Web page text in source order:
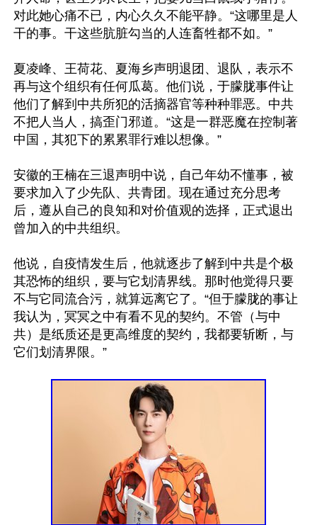
对此她心痛不已，内心久久不能平静。“这哪里是人
干的事。干这些肮脏勾当的人连畜牲都不如。”
夏凌峰、王荷花、夏海乡声明退团、退队，表示不
再与这个组织有任何瓜葛。他们说，于朦胧事件让
他们了解到中共所犯的活摘器官等种种罪恶。中共
不把人当人，搞歪门邪道。“这是一群恶魔在控制著
中国，其犯下的累累罪行难以想像。”
安徽的王楠在三退声明中说，自己年幼不懂事，被
要求加入了少先队、共青团。现在通过充分思考
后，遵从自己的良知和对价值观的选择，正式退出
曾加入的中共组织。
他说，自疫情发生后，他就逐步了解到中共是个极
其恐怖的组织，要与它划清界线。那时他觉得只要
不与它同流合污，就算远离它了。“但于朦胧的事让
我认为，冥冥之中有看不见的契约。不管（与中
共）是纸质还是更高维度的契约，我都要斩断，与
它们划清界限。”